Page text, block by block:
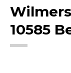
10585